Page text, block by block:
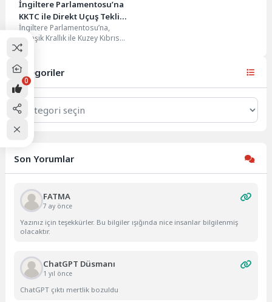
İngiltere Parlamentosu’na
KKTC ile Direkt Uçuş Teklifi
Sunuldu
İngiltere Parlamentosu’na,
Birleşik Krallık ile Kuzey Kıbrıs
Türk Cumhuriyeti (KKTC)
başlatılması için...
Kategoriler
Kategoriler
Son Yorumlar
FATMA
7 ay önce
Yazınız için teşekkürler. Bu bilgiler ışığında nice insanlar bilgilenmiş
olacaktır.
ChatGPT Düsmanı
1 yıl önce
ChatGPT çıktı mertlik bozuldu
0